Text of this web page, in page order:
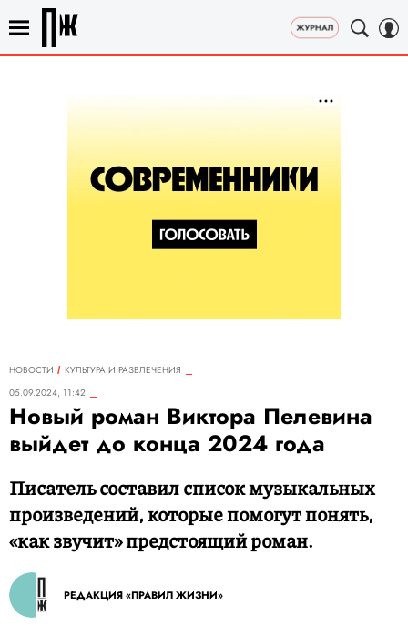
НОВОСТИ
КУЛЬТУРА И РАЗВЛЕЧЕНИЯ
05.09.2024, 11:42
Новый роман Виктора Пелевина
выйдет до конца 2024 года
Писатель составил список музыкальных
произведений, которые помогут понять,
«как звучит» предстоящий роман.
РЕДАКЦИЯ «ПРАВИЛ ЖИЗНИ»